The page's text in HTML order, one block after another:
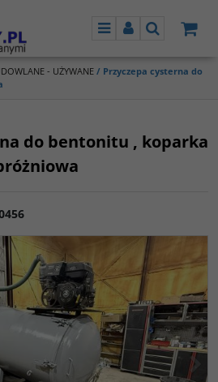
MenuPanelSzukaj
- UŻYWANE / Przyczepa cysterna do
do bentonitu , koparka
>